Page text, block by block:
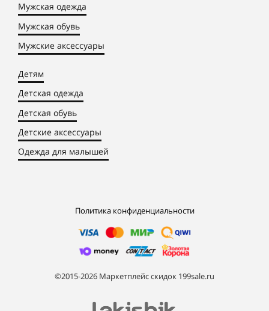
Мужская одежда
Мужская обувь
Мужские аксессуары
Детям
Детская одежда
Детская обувь
Детские аксессуары
Одежда для малышей
Политика конфиденциальности
©2015-2026 Маркетплейс скидок 199sale.ru